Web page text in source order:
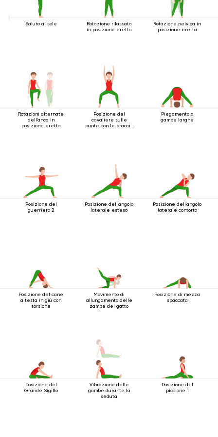
Saluto al sole
Rotazione rilassata
in posizione eretta
Rotazione pelvica in
posizione eretta
Rotazioni alternate
dell'anca in
posizione eretta
Posizione del
cavaliere sulle
punte con le braccia
Piegamento a
gambe larghe
Posizione del
guerriero 2
Posizione dell'angolo
laterale esteso
Posizione dell'angolo
laterale contorto
Posizione del cane
a testa in giù con
torsione
Movimento di
allungamento delle
zampe del gatto
Posizione di mezza
spaccata
Posizione del
Grande Sigillo
Vibrazione delle
gambe durante la
seduta
Posizione del
piccione 1